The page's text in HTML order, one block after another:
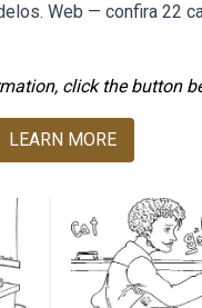
Web — confira 22
click the button
LEARN MORE